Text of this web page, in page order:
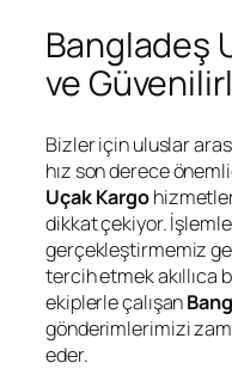
Bangladeş
ve
Bizler için uluslar
hız son derece
Uçak Kargo
dikkat çekiyor.
gerçekleştirmemiz
tercih etmek akıllıca
ekiplerle çalışan
gönderimlerimizi
eder.